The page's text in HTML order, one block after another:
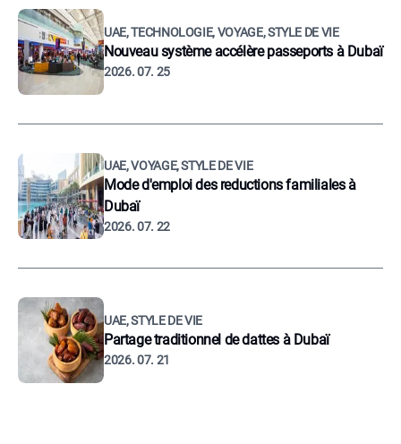
UAE, TECHNOLOGIE, VOYAGE, STYLE DE VIE
Nouveau système accélère passeports à Dubaï
2026. 07. 25
UAE, VOYAGE, STYLE DE VIE
Mode d'emploi des reductions familiales à
Dubaï
2026. 07. 22
UAE, STYLE DE VIE
Partage traditionnel de dattes à Dubaï
2026. 07. 21